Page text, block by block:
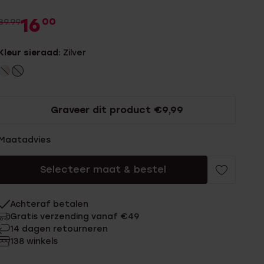
16 00
sieraad: Zilver
Graveer dit product €9,99
Selecteer maat & bestel
Achteraf betalen
Gratis verzending vanaf €49
14 dagen retourneren
138 winkels